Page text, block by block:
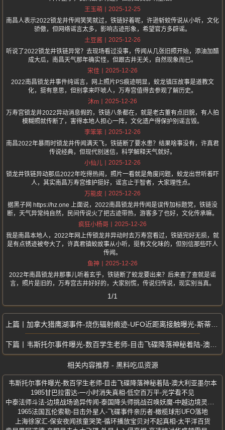
王玉萌
2025-12-25
南昌人表示2022锁龙井传闻笑笑就过，铁链好着呢，许逊斩蛟传说从小听，文化
骄傲，但网络谣言太多，影响古迹形象，希望官方多辟谣。
土豆酱
2025-12-26
听说了2022锁龙井铁链异常？去现场看过没事，传闻从几张旧照开始，添油加醋
成大瓜，南昌天气那年确实怪，但跟古井无关，自然现象而已。
宋佳
2025-12-26
2022南昌锁龙井事件纯谣言，网上照片PS痕迹明显，蛟龙镇压故事是道教文
化，挺有意思，但别拿来吓唬人，万寿宫值得去参观了解历史。
沐m
2025-12-26
万寿宫锁龙井2022异动消息假的，铁链八条都在，就是老古董有点旧貌，有人拍
模糊照就传断了，害得本地人担心一阵，文化遗产得保护别谣言毁。
李笨笨
2025-12-26
南昌2022年暴雨时锁龙井传闻满天飞，铁链断了要水患？结果啥事没有，许真君
传说经典，但现代别迷信，科学解释天气就好。
小仙儿
2025-12-26
锁龙井铁链异动那瓜2022年吃得热闹，照片一看就是角度问题，蛟龙出世听着吓
人，其实南昌万寿宫维护挺好，谣言止于智者，大家理性点。
万能皮
2025-12-26
据黑子网 https://hz.one 上面说，2022南昌锁龙井传闻是误传加标题党，铁链没
断，天气异常纯自然，民间传说火了把古迹带热，游客多了也好，文化传承嘛。
疯狂小杨哥
2025-12-26
我是南昌本地人，2022年网上传锁龙井异动时去万寿宫看过，铁链完好无损，就
是有点锈迹被夸大了，许真君镇蛟故事从小听，挺有文化味的，但别信那些吓人
传闻。
鱼神
2025-12-26
2022年南昌锁龙井那事儿听着玄乎，铁链断了蛟龙要出来？后来查了查就是谣
言，照片是旧的，万寿宫古井好好的，大家别慌，传说归传说，现实别当真。
1/1
加拿大猎鹰湖事件-烧伤辐射痕迹-UFO近距离接触曝光-斯蒂芬米哈尔斯基
韦斯托尔事件曝光-数百学生老师-目击飞碟降落神秘着陆-澳大利亚墨尔本
相关内容推荐 - 黑料吃瓜资源
韦斯托尔事件曝光-数百学生老师-目击飞碟降落神秘着陆-澳大利亚墨尔本
1985甘巴拉雷达-一小时消失真相-低空百万平-光学看不见
中泰法师斗法-边境战场诡异传闻-泰国降头师挑战召唤妖魔-中越边境灵异事件
1965法国瓦伦索勒-目击外星人-飞碟事件亲历者-橄榄球形UFO落地
上海徐家汇-保安夜闻孩童哭笑-循环播放宝贝对不起真相-太平洋百货